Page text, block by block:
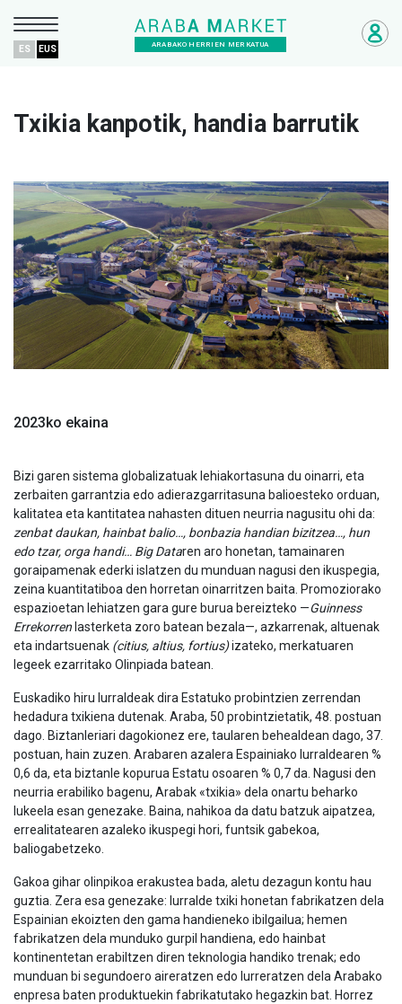
ARABAKO HERRIEN MERKATUA
ES EUS
Txikia kanpotik, handia barrutik
2023ko ekaina
Bizi garen sistema globalizatuak lehiakortasuna du oinarri, eta
zerbaiten garrantzia edo adierazgarritasuna balioesteko orduan,
kalitatea eta kantitatea nahasten dituen neurria nagusitu ohi da:
zenbat daukan, hainbat balio…, bonbazia handian bizitzea…, hun
edo tzar, orga handi… Big Dataren aro honetan, tamainaren
goraipamenak ederki islatzen du munduan nagusi den ikuspegia,
zeina kuantitatiboa den horretan oinarritzen baita. Promoziorako
espazioetan lehiatzen gara gure burua bereizteko —Guinness
Errekorren lasterketa zoro batean bezala—, azkarrenak, altuenak
eta indartsuenak (citius, altius, fortius)izateko, merkatuaren
legeek ezarritako Olinpiada batean.
Euskadiko hiru lurraldeak dira Estatuko probintzien zerrendan
hedadura txikiena dutenak. Araba, 50 probintzietatik, 48. postuan
dago. Biztanleriari dagokionez ere, taularen behealdean dago, 37.
postuan, hain zuzen. Arabaren azalera Espainiako lurraldearen %
0,6 da, eta biztanle kopurua Estatu osoaren % 0,7 da. Nagusi den
neurria erabiliko bagenu, Arabak «txikia» dela onartu beharko
lukeela esan genezake. Baina, nahikoa da datu batzuk aipatzea,
errealitatearen azaleko ikuspegi hori, funtsik gabekoa,
baliogabetzeko.
Gakoa gihar olinpikoa erakustea bada, aletu dezagun kontu hau
guztia. Zera esa genezake: lurralde txiki honetan fabrikatzen dela
Espainian ekoizten den gama handieneko ibilgailua; hemen
fabrikatzen dela munduko gurpil handiena, edo hainbat
kontinentetan erabiltzen diren teknologia handiko trenak; edo
munduan bi segundoero aireratzen edo lurreratzen dela Arabako
enpresa baten produktuekin fabrikatutako hegazkin bat. Horrez